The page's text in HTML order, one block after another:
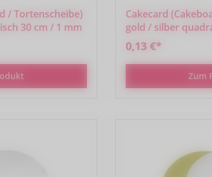
/ Tortenscheibe)
30 cm / 1 mm
Cakecard
gold / silber
0,13 €*
Zum